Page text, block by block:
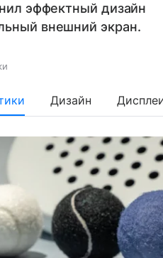
эффектный дизайн
внешний экран.
Дизайн